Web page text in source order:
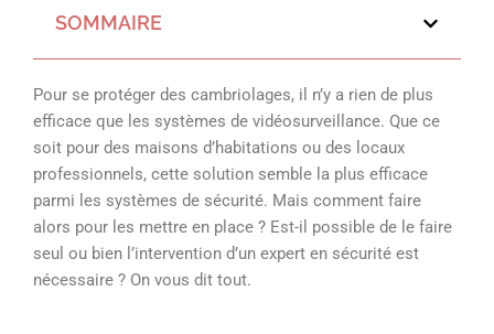
SOMMAIRE
Pour se protéger des cambriolages, il n’y a rien de plus
efficace que les systèmes de vidéosurveillance. Que ce
soit pour des maisons d’habitations ou des locaux
professionnels, cette solution semble la plus efficace
parmi les systèmes de sécurité. Mais comment faire
alors pour les mettre en place ? Est-il possible de le faire
seul ou bien l’intervention d’un expert en sécurité est
nécessaire ? On vous dit tout.